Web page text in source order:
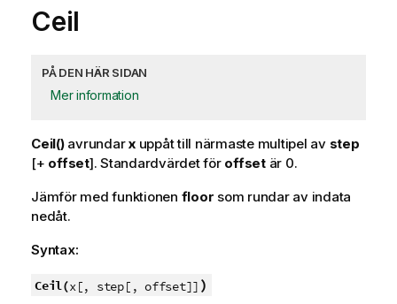
Ceil
PÅ DEN HÄR SIDAN
Mer information
Ceil()avrundarxuppåt till närmaste multipel av step
[+ offset]. Standardvärdet för offsetär 0.
Jämför med funktionen floor som rundar av indata
nedåt.
Syntax:
Ceil(x[, step[, offset]] )